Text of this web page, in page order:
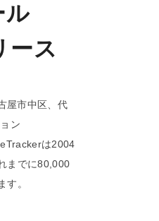
ル
ース
屋市中区、代
ン
は2004
までに80,000
。